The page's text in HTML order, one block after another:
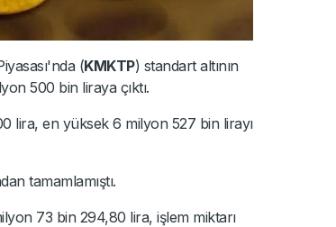
(KMKTP) standart altının
500 bin liraya çıktı.
lira, en yüksek 6 milyon 527 bin lirayı
tamamlamıştı.
73 bin 294,80 lira, işlem miktarı